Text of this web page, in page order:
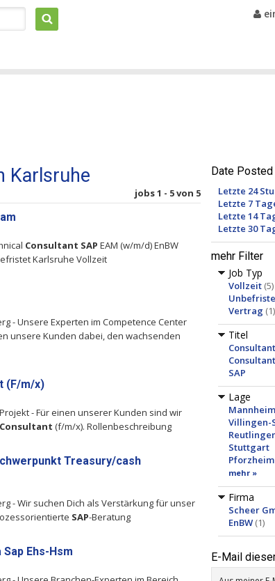
Date Posted
Letzte 24
Letzte 7
Letzte 14
Letzte 30
mehr Filter
Job Typ
Vollzeit (5)
Vertrag (1)
Titel
Consultant
SAP
Lage
Mannheim
Villingen-
Stuttgart
Pforzheim
mehr »
Firma
Scheer
EnBW (1)
E-Mail
Karlsruhe
jobs 1 - 5 von 5
Consultant SAP EAM (w/m/d) EnBW
Karlsruhe Vollzeit
- Unsere Experten im Competence Center
unsere Kunden dabei, den wachsenden
(F/m/x)
- Für einen unserer Kunden sind wir
Consultant (f/m/x). Rollenbeschreibung
Treasury/cash
- Wir suchen Dich als Verstärkung für unser
SAP-Beratung
Ehs-Hsm